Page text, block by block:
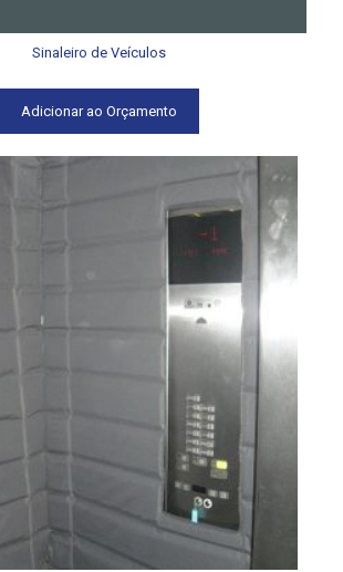
Sinaleiro de Veículos
Adicionar ao Orçamento